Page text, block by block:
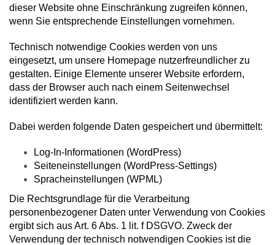
dieser Website ohne Einschränkung zugreifen können,
wenn Sie entsprechende Einstellungen vornehmen.
Technisch notwendige Cookies werden von uns
eingesetzt, um unsere Homepage nutzerfreundlicher zu
gestalten. Einige Elemente unserer Website erfordern,
dass der Browser auch nach einem Seitenwechsel
identifiziert werden kann.
Dabei werden folgende Daten gespeichert und übermittelt:
Log-In-Informationen (WordPress)
Seiteneinstellungen (WordPress-Settings)
Spracheinstellungen (WPML)
Die Rechtsgrundlage für die Verarbeitung
personenbezogener Daten unter Verwendung von Cookies
ergibt sich aus Art. 6 Abs. 1 lit. f DSGVO. Zweck der
Verwendung der technisch notwendigen Cookies ist die